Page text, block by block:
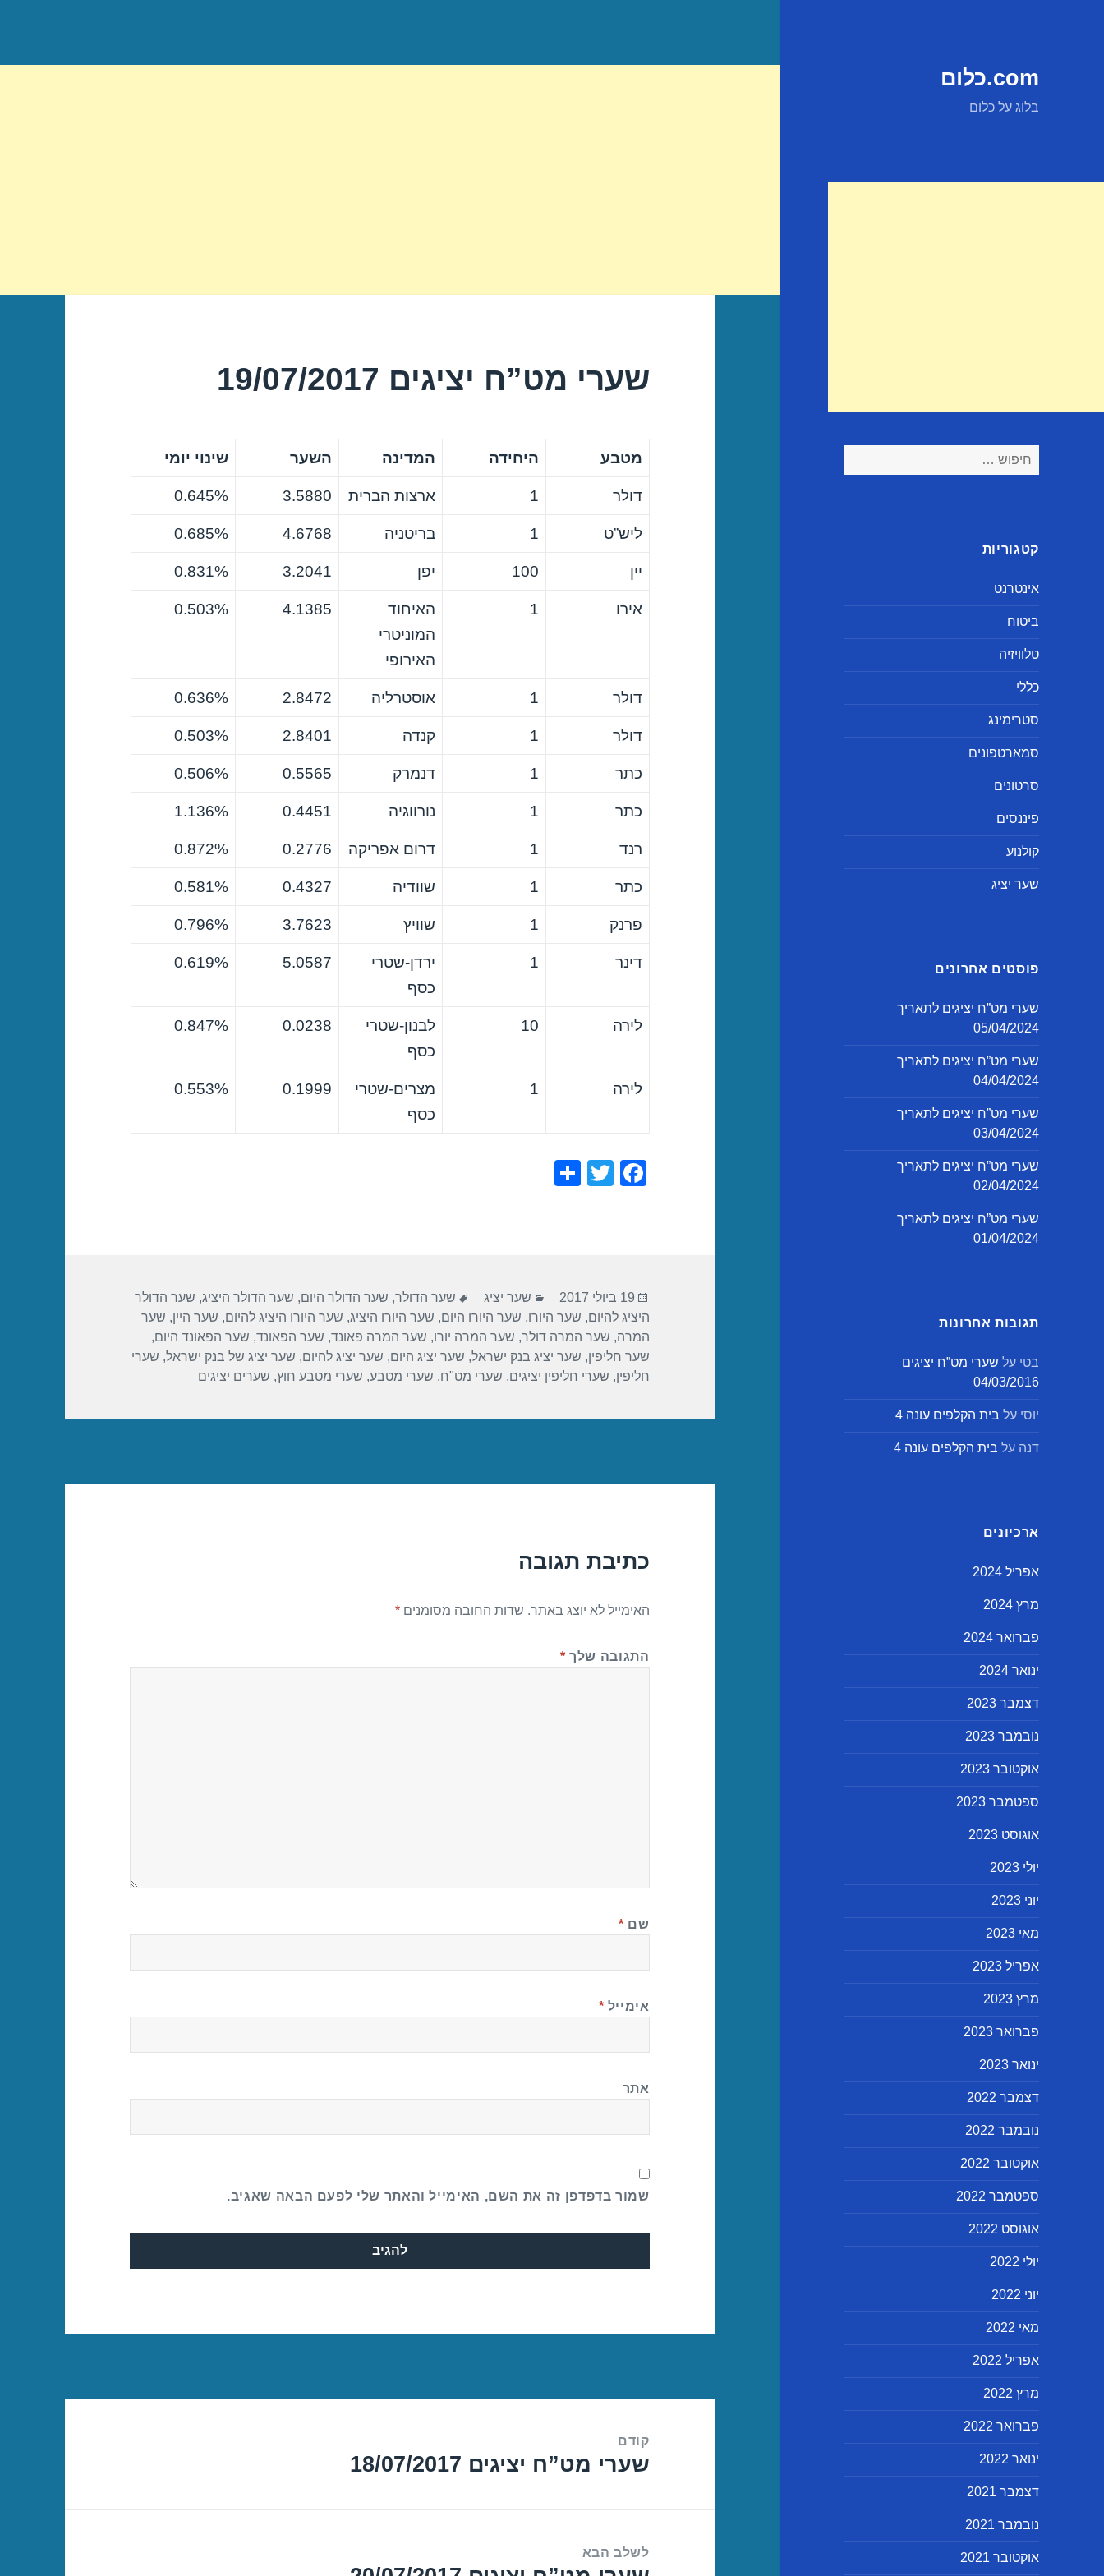
com.כלום
בלוג על כלום
חיפוש:
קטגוריות
אינטרנט
ביטוח
טלוויזיה
כללי
סטרימינג
סמארטפונים
סרטונים
פיננסים
קולנוע
שער יציג
פוסטים אחרונים
שערי מט”ח יציגים לתאריך
05/04/2024
שערי מט”ח יציגים לתאריך
04/04/2024
שערי מט”ח יציגים לתאריך
03/04/2024
שערי מט”ח יציגים לתאריך
02/04/2024
שערי מט”ח יציגים לתאריך
01/04/2024
תגובות אחרונות
בטי על שערי מט”ח יציגים
04/03/2016
יוסי על בית הקלפים עונה 4
דנה על בית הקלפים עונה 4
ארכיונים
אפריל 2024
מרץ 2024
פברואר 2024
ינואר 2024
דצמבר 2023
נובמבר 2023
אוקטובר 2023
ספטמבר 2023
אוגוסט 2023
יולי 2023
יוני 2023
מאי 2023
אפריל 2023
מרץ 2023
פברואר 2023
ינואר 2023
דצמבר 2022
נובמבר 2022
אוקטובר 2022
ספטמבר 2022
אוגוסט 2022
יולי 2022
יוני 2022
מאי 2022
אפריל 2022
מרץ 2022
פברואר 2022
ינואר 2022
דצמבר 2021
נובמבר 2021
אוקטובר 2021
שערי מט”ח יציגים 19/07/2017
מטבע היחידה המדינה השער שינוי יומי
דולר 1 ארצות הברית 3.5880
0.645%
ליש”ט 1 בריטניה 4.6768
0.685%
יין 100 יפן 3.2041
0.831%
אירו 1
האיחוד
המוניטרי
האירופי
4.1385
0.503%
דולר 1 אוסטרליה 2.8472
0.636%
דולר 1 קנדה 2.8401
0.503%
כתר 1 דנמרק 0.5565
0.506%
כתר 1 נורווגיה 0.4451
1.136%
רנד 1 דרום אפריקה 0.2776
0.872%
כתר 1 שוודיה 0.4327
0.581%
פרנק 1 שוויץ 3.7623
0.796%
דינר 1
ירדן-שטרי
כסף
5.0587
0.619%
לירה 10
לבנון-שטרי
כסף
0.0238
0.847%
לירה 1
מצרים-שטרי
כסף
0.1999
0.553%
F
o
o
k
T
פורסם
בתאריך
19 ביולי 2017 קטגוריות
שער יציג תגיות
שער הדולר, שער הדולר היום, שער הדולר היציג, שער הדולר
היציג להיום, שער היורו, שער היורו היום, שער היורו היציג, שער היורו היציג להיום, שער היין, שער
המרה, שער המרה דולר, שער המרה יורו, שער המרה פאונד, שער הפאונד, שער הפאונד היום,
שער חליפין, שער יציג בנק ישראל, שער יציג היום, שער יציג להיום, שער יציג של בנק ישראל, שערי
חליפין, שערי חליפין יציגים, שערי מט"ח, שערי מטבע, שערי מטבע חוץ, שערים יציגים
כתיבת תגובה
האימייל לא יוצג באתר. שדות החובה מסומנים*
התגובה שלך *
שם *
אימייל *
אתר
שמור בדפדפן זה את השם, האימייל והאתר שלי לפעם הבאה שאגיב.
קודם
הפוסט
שערי מט”ח יציגים 18/07/2017
לשלב הבא